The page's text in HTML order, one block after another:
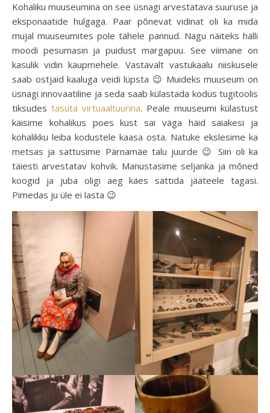
Kohaliku muuseumina on see üsnagi arvestatava suuruse ja
eksponaatide hulgaga. Paar põnevat vidinat oli ka mida
mujal muuseumites pole tähele pannud. Nagu näiteks hälli
moodi pesumasin ja puidust margapuu. See viimane on
kasulik vidin kaupmehele. Vastavalt vastukaalu niiskusele
saab ostjaid kaaluga veidi lüpsta 😉 Muideks muuseum on
üsnagi innovaatiline ja seda saab külastada kodus tugitoolis
tiksudes tasuta virtuaaltuurina. Peale muuseumi külastust
käisime kohalikus poes kust sai väga häid saiakesi ja
kohalikku leiba kodustele kaasa osta. Natuke ekslesime ka
metsas ja sattusime Pärnamäe talu juurde 😉 Siin oli ka
täiesti arvestatav kohvik. Manustasime seljanka ja mõned
koogid ja juba oligi aeg käes sättida jääteele tagasi.
Pimedas ju üle ei lasta 😉